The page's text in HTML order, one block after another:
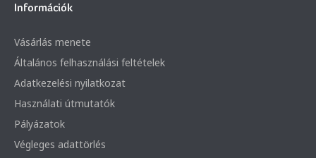
Információk
Vásárlás menete
Általános felhasználási feltételek
Adatkezelési nyilatkozat
Használati útmutatók
Pályázatok
Végleges adattörlés